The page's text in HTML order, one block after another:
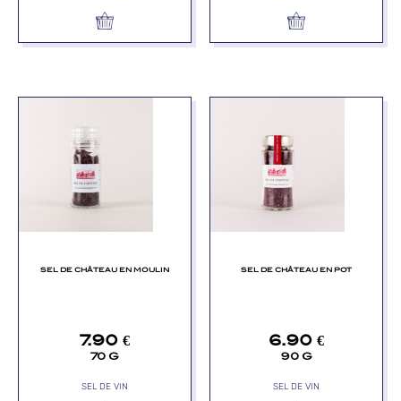
SEL DE CHÂTEAU EN MOULIN
7.90 €
70 G
SEL DE VIN
SEL DE CHÂTEAU EN POT
6.90 €
90 G
SEL DE VIN